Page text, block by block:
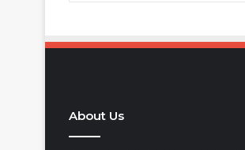
About Us